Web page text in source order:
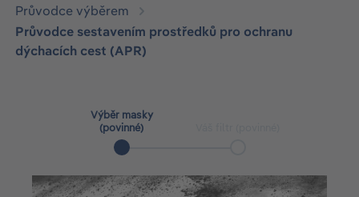
Průvodce výběrem
Průvodce sestavením prostředků pro ochranu
dýchacích cest (APR)
Výběr masky
(povinné)